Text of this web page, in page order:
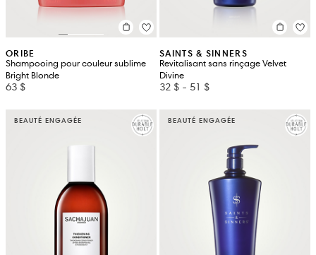
ORIBE
Shampooing pour couleur sublime
Bright Blonde
63 $
SAINTS & SINNERS
Revitalisant sans rinçage Velvet
Divine
32 $ - 51 $
BEAUTÉ ENGAGÉE BEAUTÉ ENGAGÉE